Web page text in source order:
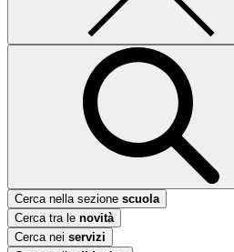
Cerca nella sezione scuola
Cerca tra le novità
Cerca nei servizi